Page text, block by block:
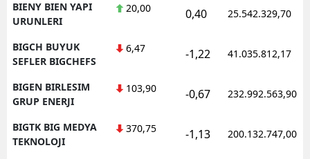
BIENY BIEN YAPI
URUNLERI
20,00 0,40 25.542.329,70
BIGCH BUYUK
SEFLER BIGCHEFS
6,47 -1,22 41.035.812,17
BIGEN BIRLESIM
GRUP ENERJI
103,90 -0,67 232.992.563,90
BIGTK BIG MEDYA
TEKNOLOJI
370,75 -1,13 200.132.747,00